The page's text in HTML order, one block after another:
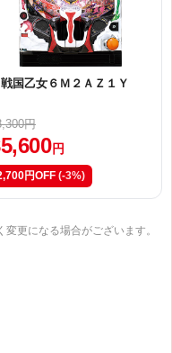
戦国乙女６Ｍ２ＡＺ１Ｙ
円
円
円OFF (-3%)
更になる場合がございます。